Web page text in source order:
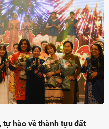
tự hào về thành tựu đất